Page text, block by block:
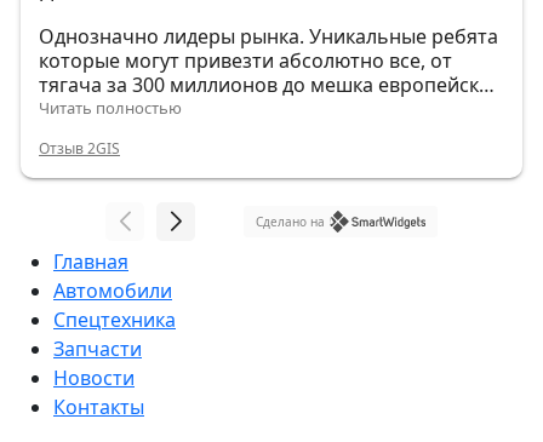
Однозначно лидеры рынка. Уникальные ребята
которые могут привезти абсолютно все, от
тягача за 300 миллионов до мешка европейских
гвоздей.
Читать полностью
Отзыв 2GIS
Сделано на
Главная
Автомобили
Спецтехника
Запчасти
Новости
Контакты